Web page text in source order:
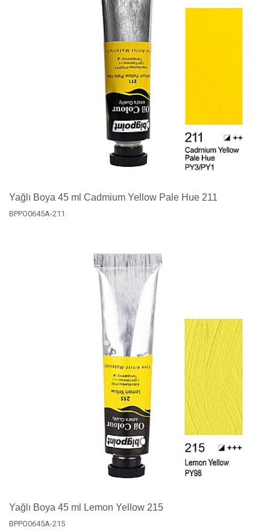
Yağlı Boya 45 ml Cadmium Yellow Pale Hue 211
BPPO0645A-211
Yağlı Boya 45 ml Lemon Yellow 215
BPPO0645A-215